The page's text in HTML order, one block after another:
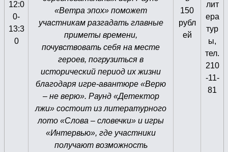
12:0
0-
13:3
0
«Ветра эпох» поможет
участникам разгадать главные
приметы времени,
почувствовать себя на месте
героев, погрузиться в
исторический период их жизни
благодаря игре-авантюре «Верю
– не верю». Раунд «Детектор
лжи» состоит из литературного
лото «Слова – словечки» и игры
«Интервью», где участники
получают возможность
150
рубл
ей
лит
ера
тур
ы,
тел.
210
-11-
81